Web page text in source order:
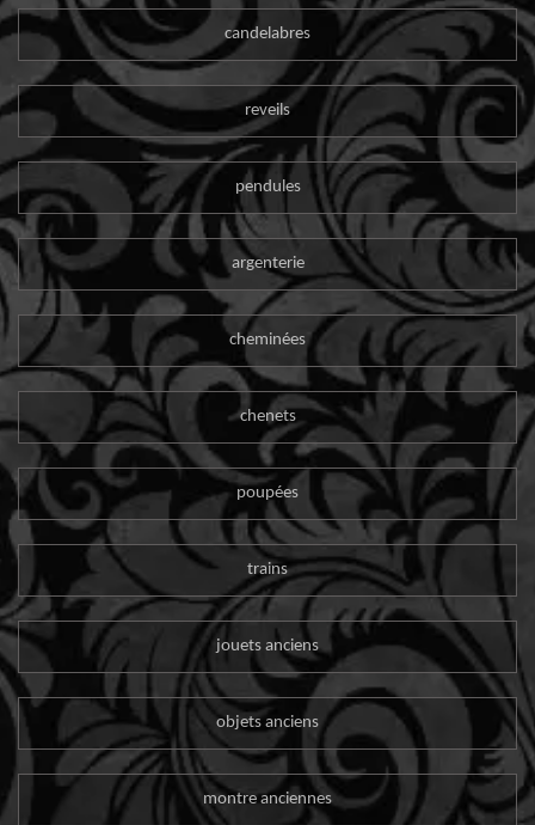
candelabres
reveils
pendules
argenterie
cheminées
chenets
poupées
trains
jouets anciens
objets anciens
montre anciennes